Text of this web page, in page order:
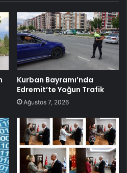
Kurban Bayramı’nda
Edremit’te Yoğun Trafik
Ağustos 7, 2026